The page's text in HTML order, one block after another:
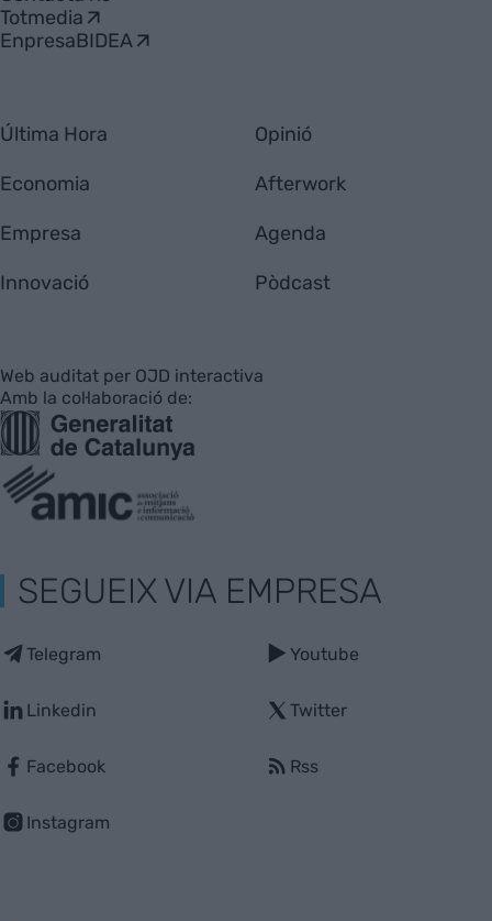
Totmedia
EnpresaBIDEA
Última Hora
Economia
Empresa
Innovació
Opinió
Afterwork
Agenda
Pòdcast
Web auditat per OJD interactiva
Amb la col·laboració de:
SEGUEIX VIA EMPRESA
Telegram
Linkedin
Facebook
Instagram
Youtube
Twitter
Rss